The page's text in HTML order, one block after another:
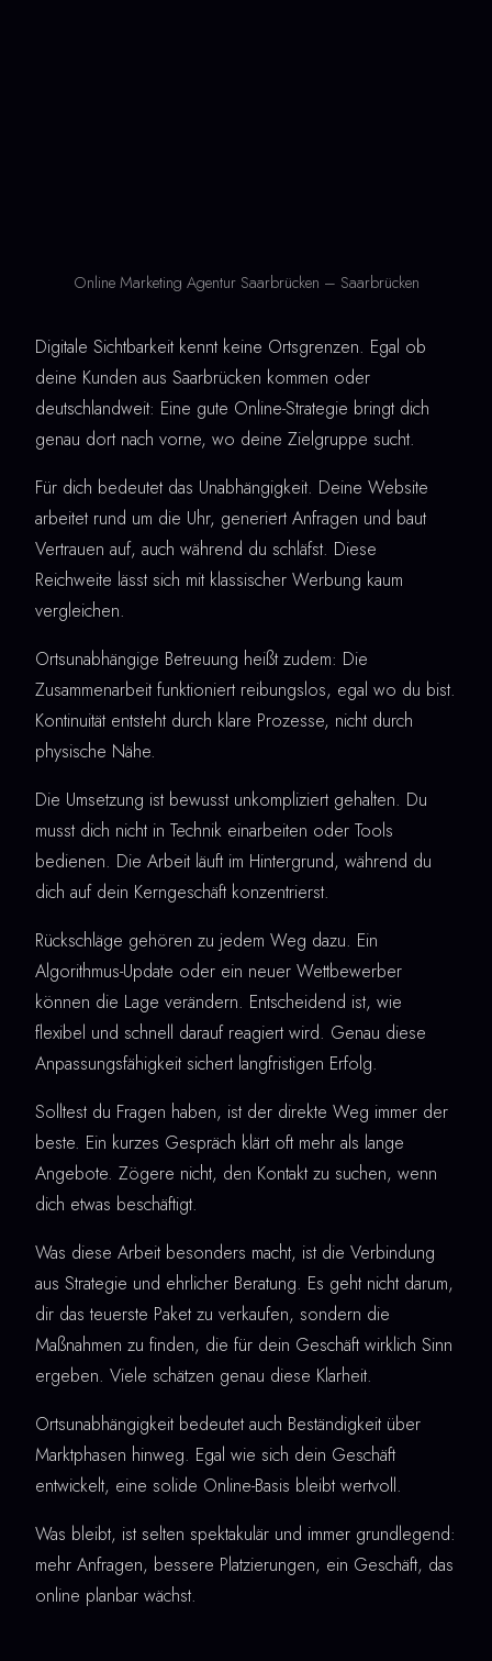
Online Marketing Agentur Saarbrücken – Saarbrücken
Digitale Sichtbarkeit kennt keine Ortsgrenzen. Egal ob
deine Kunden aus Saarbrücken kommen oder
deutschlandweit: Eine gute Online-Strategie bringt dich
genau dort nach vorne, wo deine Zielgruppe sucht.
Für dich bedeutet das Unabhängigkeit. Deine Website
arbeitet rund um die Uhr, generiert Anfragen und baut
Vertrauen auf, auch während du schläfst. Diese
Reichweite lässt sich mit klassischer Werbung kaum
vergleichen.
Ortsunabhängige Betreuung heißt zudem: Die
Zusammenarbeit funktioniert reibungslos, egal wo du bist.
Kontinuität entsteht durch klare Prozesse, nicht durch
physische Nähe.
Die Umsetzung ist bewusst unkompliziert gehalten. Du
musst dich nicht in Technik einarbeiten oder Tools
bedienen. Die Arbeit läuft im Hintergrund, während du
dich auf dein Kerngeschäft konzentrierst.
Rückschläge gehören zu jedem Weg dazu. Ein
Algorithmus-Update oder ein neuer Wettbewerber
können die Lage verändern. Entscheidend ist, wie
flexibel und schnell darauf reagiert wird. Genau diese
Anpassungsfähigkeit sichert langfristigen Erfolg.
Solltest du Fragen haben, ist der direkte Weg immer der
beste. Ein kurzes Gespräch klärt oft mehr als lange
Angebote. Zögere nicht, den Kontakt zu suchen, wenn
dich etwas beschäftigt.
Was diese Arbeit besonders macht, ist die Verbindung
aus Strategie und ehrlicher Beratung. Es geht nicht darum,
dir das teuerste Paket zu verkaufen, sondern die
Maßnahmen zu finden, die für dein Geschäft wirklich Sinn
ergeben. Viele schätzen genau diese Klarheit.
Ortsunabhängigkeit bedeutet auch Beständigkeit über
Marktphasen hinweg. Egal wie sich dein Geschäft
entwickelt, eine solide Online-Basis bleibt wertvoll.
Was bleibt, ist selten spektakulär und immer grundlegend:
mehr Anfragen, bessere Platzierungen, ein Geschäft, das
online planbar wächst.